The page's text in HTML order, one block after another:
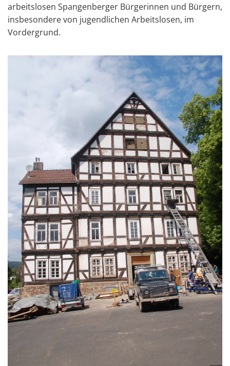
arbeitslosen Spangenberger Bürgerinnen und Bürgern,
insbesondere von jugendlichen Arbeitslosen, im
Vordergrund.